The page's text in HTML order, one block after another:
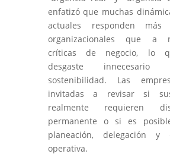
enfatizó que muchas
actuales responden
organizacionales que a
críticas de negocio, lo
desgaste
sostenibilidad. Las
invitadas a revisar si
realmente requieren
permanente o si es
planeación, delegación y
operativa.